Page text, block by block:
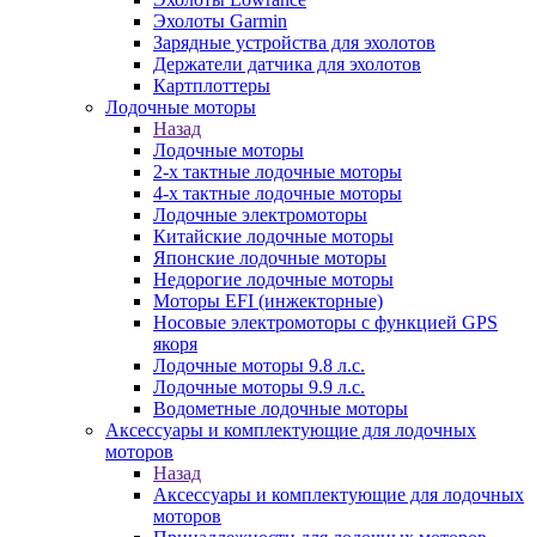
Эхолоты Garmin
Зарядные устройства для эхолотов
Держатели датчика для эхолотов
Картплоттеры
Лодочные моторы
Назад
Лодочные моторы
2-х тактные лодочные моторы
4-х тактные лодочные моторы
Лодочные электромоторы
Китайские лодочные моторы
Японские лодочные моторы
Недорогие лодочные моторы
Моторы EFI (инжекторные)
Носовые электромоторы с функцией GPS
якоря
Лодочные моторы 9.8 л.с.
Лодочные моторы 9.9 л.с.
Водометные лодочные моторы
Аксессуары и комплектующие для лодочных
моторов
Назад
Аксессуары и комплектующие для лодочных
моторов